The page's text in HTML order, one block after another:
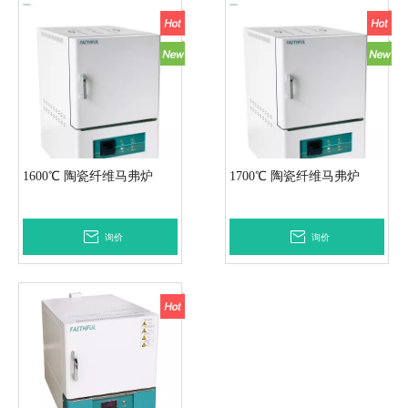
1600℃ 陶瓷纤维马弗炉
询价
1700℃ 陶瓷纤维马弗炉
询价